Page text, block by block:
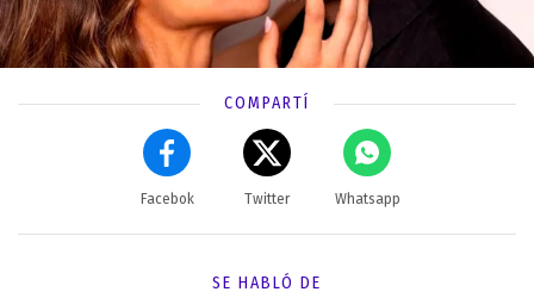
COMPARTÍ
Facebok Twitter Whatsapp
SE HABLÓ DE